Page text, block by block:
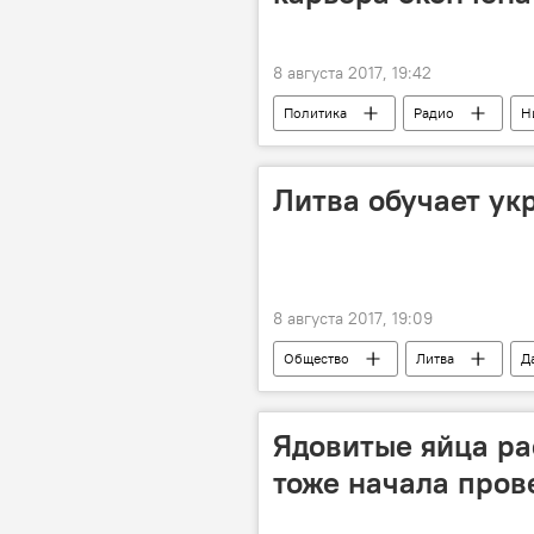
8 августа 2017, 19:42
Политика Радио
Центр проблем Кавказа и
Литва обучает
8 августа 2017, 19:09
Общество Литва
Союз стрелков Литвы
Ядовитые яйца
тоже начала